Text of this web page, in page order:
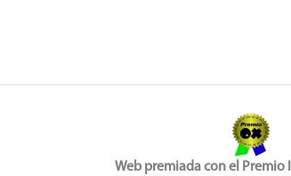
Web premiada con el Premio